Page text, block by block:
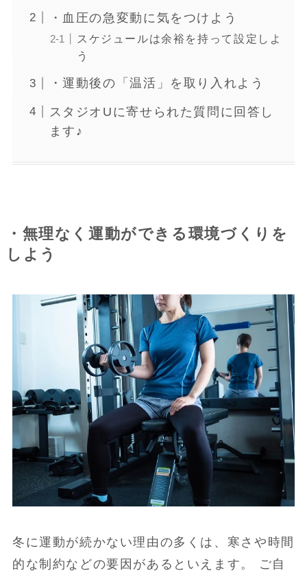
・血圧の急変動に気をつけよう
スケジュールは余裕を持って設定しよ
う
・運動後の「温活」を取り入れよう
スタジオUに寄せられた質問に回答し
ます♪
・無理なく運動ができる環境づくりを
しよう
冬に運動が続かない理由の多くは、寒さや時間
的な制約などの要因があるといえます。 ご自